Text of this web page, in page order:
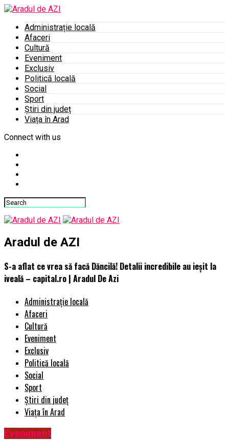
Administrație locală
Afaceri
Cultură
Eveniment
Exclusiv
Politică locală
Social
Sport
Știri din județ
Viața în Arad
Connect with us
Aradul de AZI
S-a aflat ce vrea să facă Dăncilă! Detalii incredibile au ieșit la
iveală – capital.ro | Aradul De Azi
Administrație locală
Afaceri
Cultură
Eveniment
Exclusiv
Politică locală
Social
Sport
Știri din județ
Viața în Arad
Eveniment